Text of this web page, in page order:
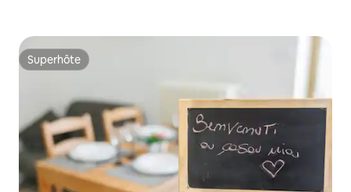
Superhôte
Superhôte